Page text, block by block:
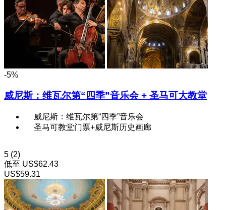
-5%
威尼斯：维瓦尔第“四季”音乐会 + 圣马可大教堂
威尼斯：维瓦尔第“四季”音乐会
圣马可教堂门票+威尼斯历史画廊
5 (2)
低至 US$62.43
US$59.31